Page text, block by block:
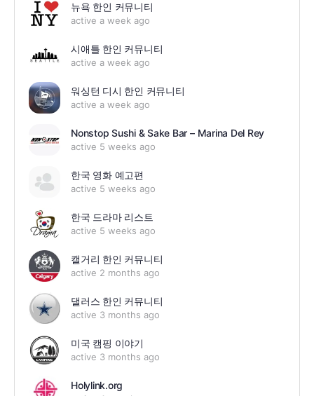
뉴욕 한인 커뮤니티
active a week ago
시애틀 한인 커뮤니티
active a week ago
워싱턴 디시 한인 커뮤니티
active a week ago
Nonstop Sushi & Sake Bar – Marina Del Rey
active 5 weeks ago
한국 영화 예고편
active 5 weeks ago
한국 드라마 리스트
active 5 weeks ago
캘거리 한인 커뮤니티
active 2 months ago
댈러스 한인 커뮤니티
active 3 months ago
미국 캠핑 이야기
active 3 months ago
Holylink.org